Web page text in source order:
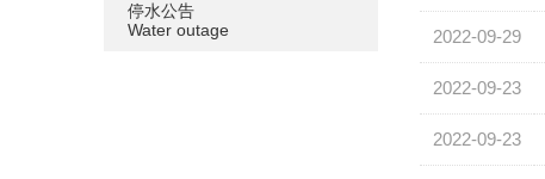
停水公告
Water outage
2022-09-29
2022-09-23
2022-09-23